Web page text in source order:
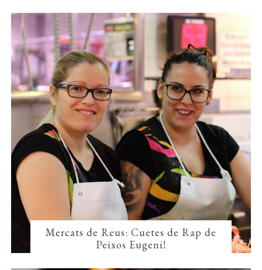
Mercats de Reus: Cuetes de Rap de
Peixos Eugeni!